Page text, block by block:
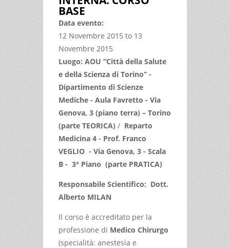
BASE
Data evento:
12 Novembre 2015 to 13
Novembre 2015
Luogo: AOU “Città della Salute
e della Scienza di Torino” -
Dipartimento di Scienze
Mediche - Aula Favretto - Via
Genova, 3 (piano terra) – Torino
(parte TEORICA) / Reparto
Medicina 4 - Prof. Franco
VEGLIO - Via Genova, 3 - Scala
B - 3° Piano (parte PRATICA)
Responsabile Scientifico: Dott.
Alberto MILAN
Il corso è accreditato per la
professione di Medico Chirurgo
(specialità: anestesia e